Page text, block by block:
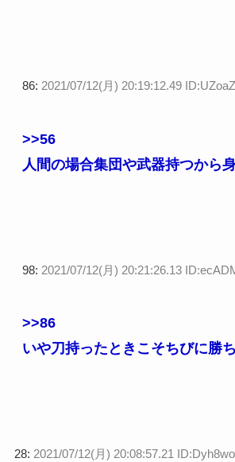
86: 2021/07/12(月) 20:19:12.49
>>56
人間の場合集団や武器持つから
98: 2021/07/12(月) 20:21:26.13
>>86
いや刀持ったときこそちびに勝
28: 2021/07/12(月) 20:08:57.21